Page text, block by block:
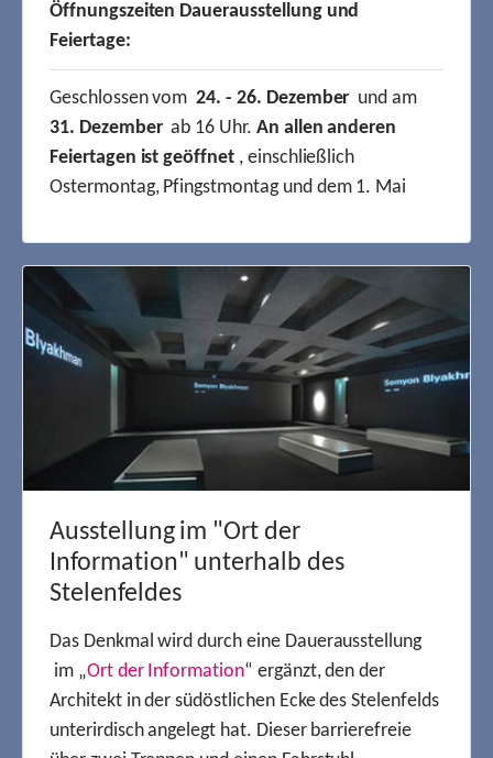
Ausstellung im "Ort der
Information" unterhalb des
Stelenfeldes
Das Denkmal wird durch eine Dauerausstellung
im „Ort der Information“ ergänzt, den der
Architekt in der südöstlichen Ecke des Stelenfelds
unterirdisch angelegt hat. Dieser barrierefreie
Öffnungszeiten Dauerausstellung und
Feiertage:
Geschlossen vom24. - 26. Dezember und am
31. Dezemberab 16 Uhr. An allen anderen
Feiertagen ist geöffnet, einschließlich
Ostermontag, Pfingstmontag und dem 1. Mai